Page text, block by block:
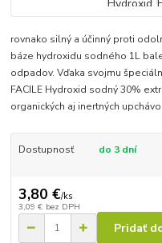
rovnako silný a účinný proti
báze hydroxidu sodného 1L
odpadov. Vďaka svojmu
FACILE Hydroxid sodný 30%
organických aj inertných
Dostupnosť do 3 dní
3,80 €/ks
3,09 € bez DPH
Pridať